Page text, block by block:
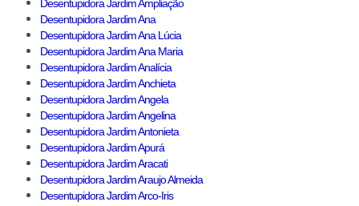
Desentupidora Jardim Ampliação
Desentupidora Jardim Ana
Desentupidora Jardim Ana Lúcia
Desentupidora Jardim Ana Maria
Desentupidora Jardim Analícia
Desentupidora Jardim Anchieta
Desentupidora Jardim Angela
Desentupidora Jardim Angelina
Desentupidora Jardim Antonieta
Desentupidora Jardim Apurá
Desentupidora Jardim Aracati
Desentupidora Jardim Araujo Almeida
Desentupidora Jardim Arco-Iris